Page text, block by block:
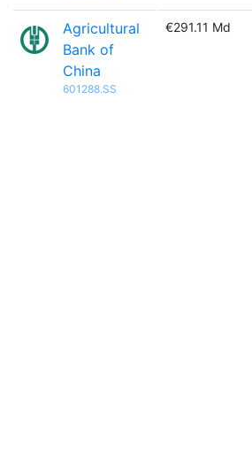
Agricultural
Bank of
China
601288.SS
€291.11 Md